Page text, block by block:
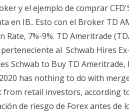
y el ejemplo de comprar
en IB.. Esto con el Broker TD
Rate, 7%-9%. TD Ameritrade
al Schwab Hires
Schwab to Buy TD
has nothing to do with
from retail investors, according
de riesgo de Forex antes de